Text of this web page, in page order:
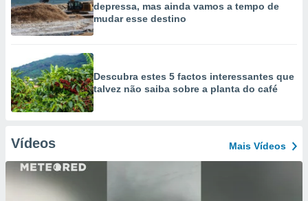
depressa, mas ainda vamos a tempo de
mudar esse destino
Descubra estes 5 factos interessantes que
talvez não saiba sobre a planta do café
Vídeos Mais Vídeos